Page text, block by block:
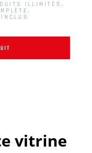
ILLIMITÉS.
vitrine